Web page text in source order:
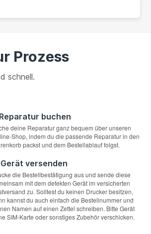
Prozess
schnell.
buchen
deine Reparatur ganz bequem über unseren
Shop, indem du die passende Reparatur in den
packst und dem Bestellablauf folgst.
Gerät versenden
die Bestellbestätigung aus und sende diese
mit dem defekten Gerät im versicherten
zu. Solltest du keinen Drucker besitzen,
kannst du auch einfach die Bestellnummer und
Namen auf einen Zettel schreiben. Bitte Gerät
SIM-Karte oder sonstiges Zubehör verschicken.